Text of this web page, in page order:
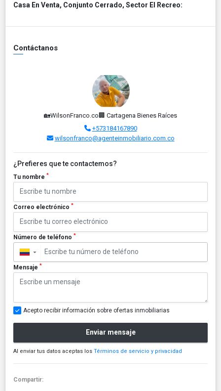
Casa En Venta, Conjunto Cerrado, Sector El Recreo:
Contáctanos
🏡WilsonFranco.co🏢 Cartagena Bienes Raíces
+573184167890
wilsonfranco@agenteinmobiliario.com.co
¿Prefieres que te contactemos?
Tu nombre *
Correo electrónico *
Número de teléfono *
▼
Mensaje *
Acepto recibir información sobre ofertas inmobiliarias
Enviar mensaje
Al enviar tus datos aceptas los Términos de servicio y privacidad
Compartir: